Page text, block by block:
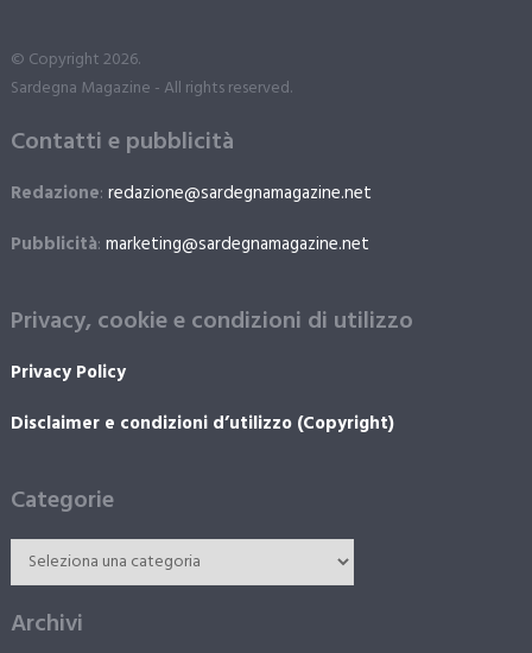
© Copyright 2026.
Sardegna Magazine - All rights reserved.
Contatti e pubblicità
Redazione: redazione@sardegnamagazine.net
Pubblicità: marketing@sardegnamagazine.net
Privacy, cookie e condizioni di utilizzo
Privacy Policy
Disclaimer e condizioni d’utilizzo (Copyright)
Categorie
Archivi